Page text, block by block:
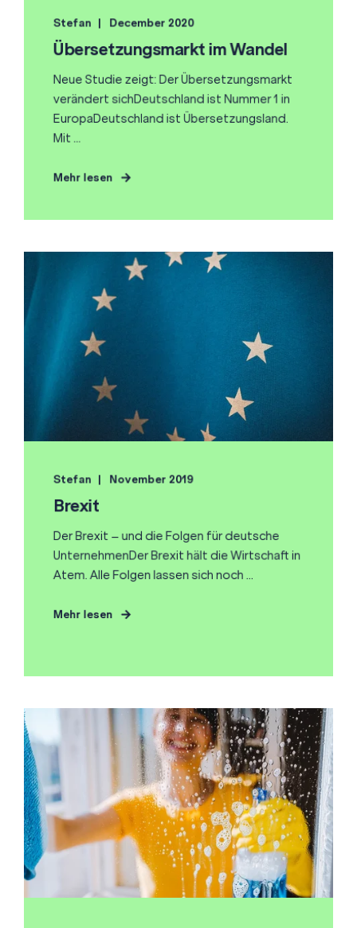
Stefan December 2020
Übersetzungsmarkt im Wandel
Neue Studie zeigt: Der Übersetzungsmarkt
verändert sichDeutschland ist Nummer 1 in
EuropaDeutschland ist Übersetzungsland.
Mit ...
Mehr lesen
Stefan November 2019
Brexit
Der Brexit – und die Folgen für deutsche
UnternehmenDer Brexit hält die Wirtschaft in
Atem. Alle Folgen lassen sich noch ...
Mehr lesen